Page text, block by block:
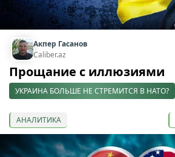
Акпер Гасанов
Caliber.az
Прощание с иллюзиями
УКРАИНА БОЛЬШЕ НЕ СТРЕМИТСЯ В НАТО?
АНАЛИТИКА